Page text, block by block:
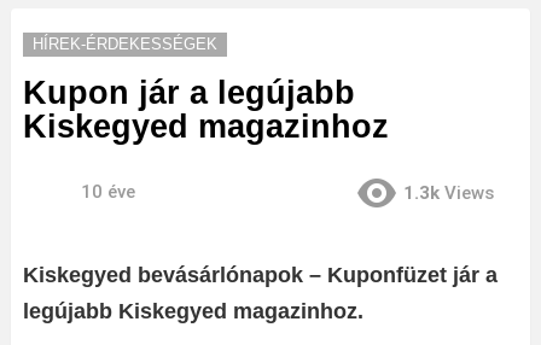
HÍREK-ÉRDEKESSÉGEK
Kupon jár a legújabb
Kiskegyed magazinhoz
10 éve 1.3k Views
Kiskegyed bevásárlónapok – Kuponfüzet jár a
legújabb Kiskegyed magazinhoz.